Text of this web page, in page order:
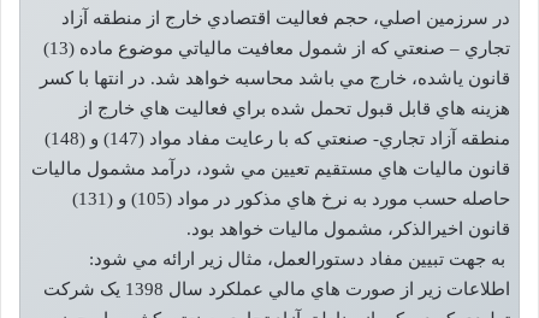
در سرزمين اصلي، حجم فعاليت اقتصادي خارج از منطقه آزاد
تجاري – صنعتي که از شمول معافيت مالياتي موضوع ماده (13)
قانون ياشده، خارج مي باشد محاسبه خواهد شد. در انتها با کسر
هزينه هاي قابل قبول تحمل شده براي فعاليت هاي خارج از
منطقه آزاد تجاري- صنعتي که با رعايت مفاد مواد (147) و (148)
قانون ماليات هاي مستقيم تعيين مي شود، درآمد مشمول ماليات
حاصله حسب مورد به نرخ هاي مذکور در مواد (105) و (131)
قانون اخيرالذکر، مشمول ماليات خواهد بود.
به جهت تبيين مفاد دستورالعمل، مثال زير ارائه مي شود:
اطلاعات زير از صورت هاي مالي عملکرد سال 1398 يک شرکت